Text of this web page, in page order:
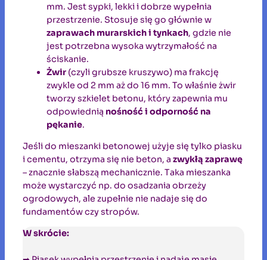
mm. Jest sypki, lekki i dobrze wypełnia
przestrzenie. Stosuje się go głównie w
zaprawach murarskich i tynkach, gdzie nie
jest potrzebna wysoka wytrzymałość na
ściskanie.
Żwir (czyli grubsze kruszywo) ma frakcję
zwykle od 2 mm aż do 16 mm. To właśnie żwir
tworzy szkielet betonu, który zapewnia mu
odpowiednią nośność i odporność na
pękanie.
Jeśli do mieszanki betonowej użyje się tylko piasku
i cementu, otrzyma się nie beton, a zwykłą zaprawę
– znacznie słabszą mechanicznie. Taka mieszanka
może wystarczyć np. do osadzania obrzeży
ogrodowych, ale zupełnie nie nadaje się do
fundamentów czy stropów.
W skrócie: